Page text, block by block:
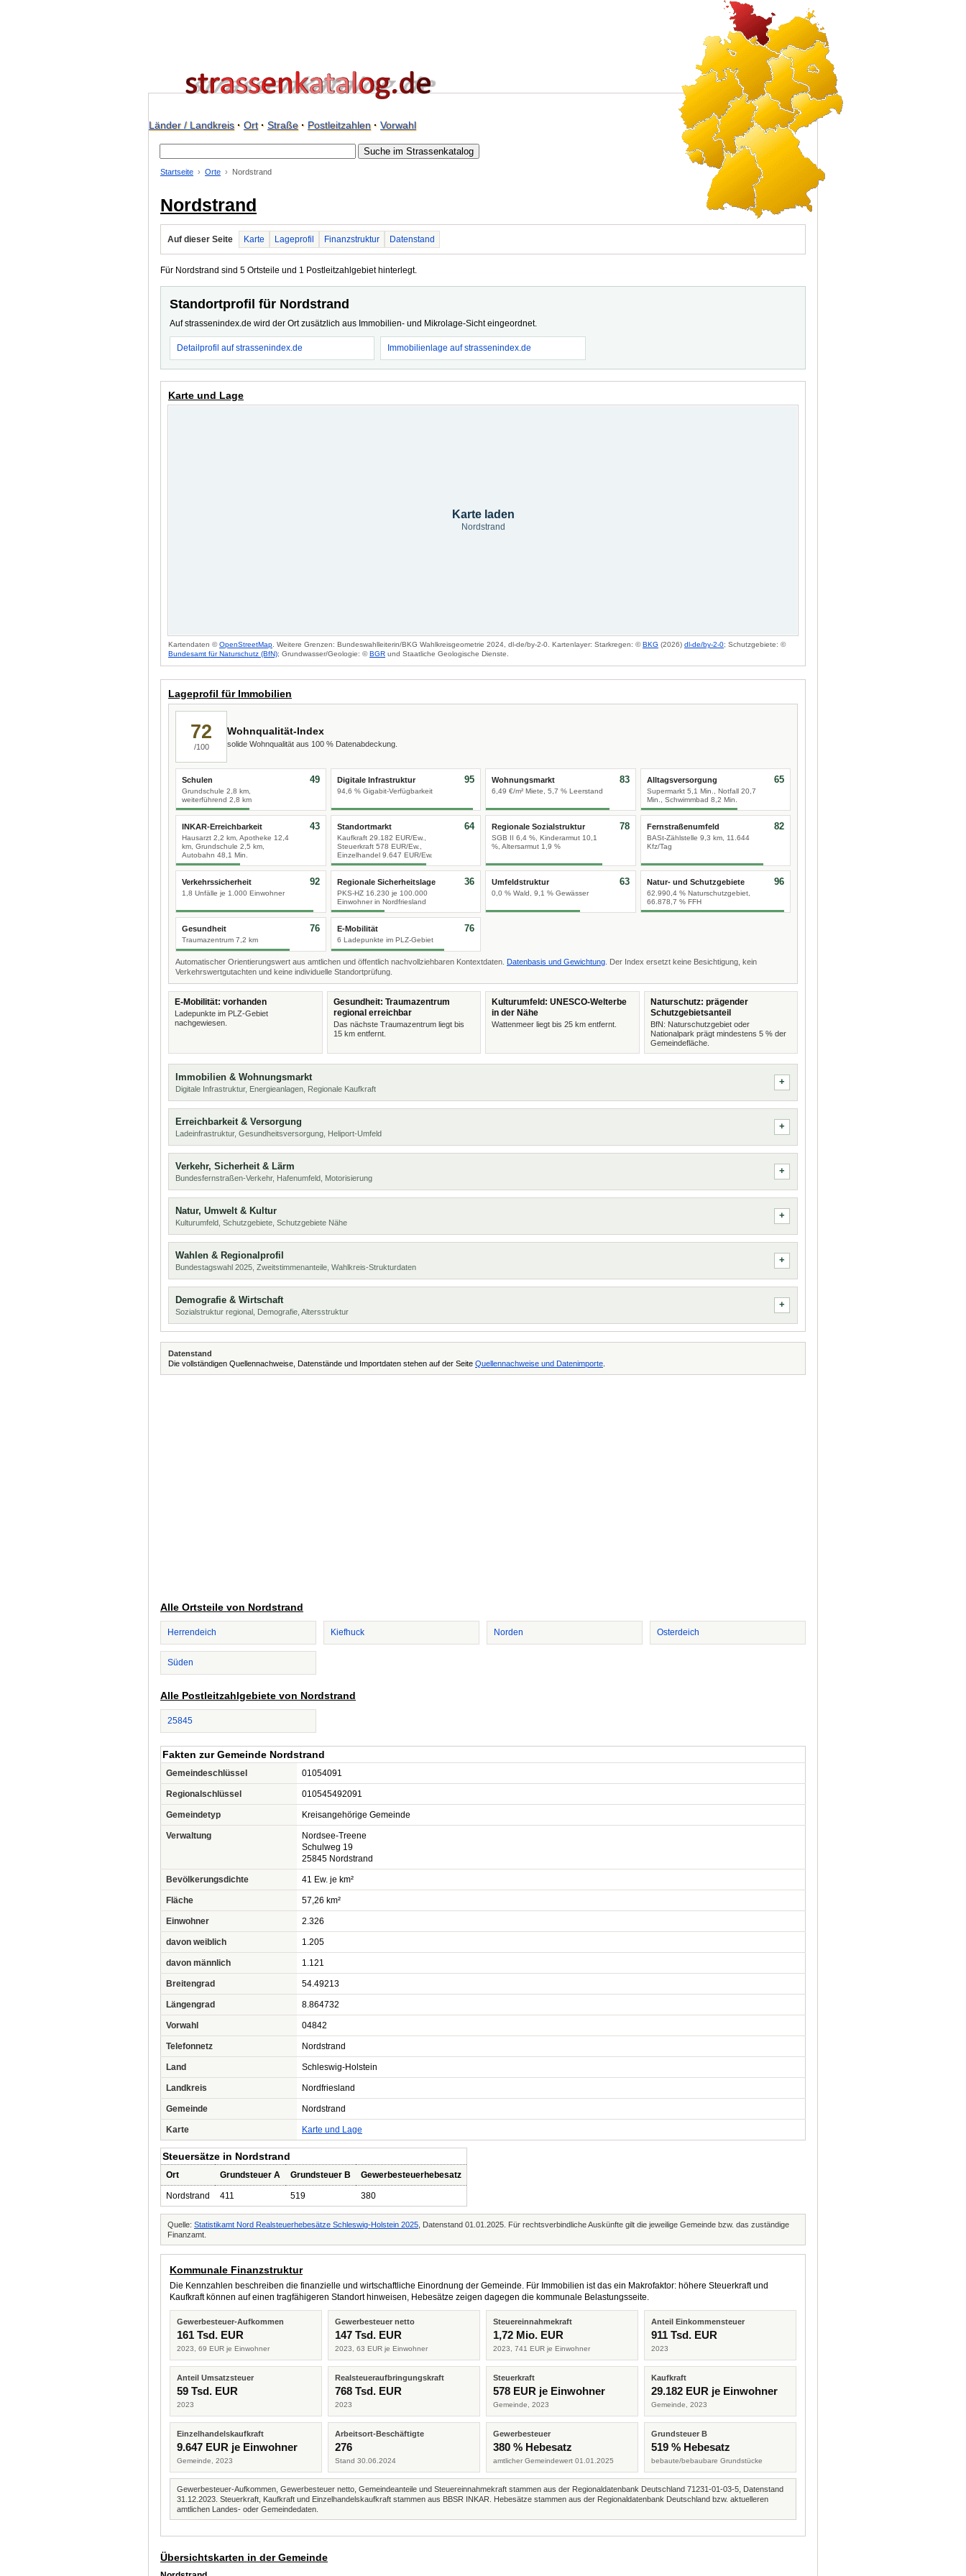
Länder / Landkreis· Ort· Straße· Postleitzahlen· Vorwahl
Startseite Orte Nordstrand
Nordstrand
Auf dieser Seite Karte Lageprofil Finanzstruktur Datenstand
Für Nordstrand sind 5 Ortsteile und 1 Postleitzahlgebiet hinterlegt.
Standortprofil für Nordstrand
Auf strassenindex.de wird der Ort zusätzlich aus Immobilien- und Mikrolage-Sicht eingeordnet.
Detailprofil auf strassenindex.de Immobilienlage auf strassenindex.de
Karte und Lage
Karte laden
Nordstrand
Kartendaten ©OpenStreetMap . Weitere Grenzen: Bundeswahlleiterin/BKG Wahlkreisgeometrie 2024, dl-de/by-2-0. Kartenlayer: Starkregen: ©BKG (2026) dl-de/by-2-0; Schutzgebiete: ©
Bundesamt für Naturschutz (BfN); Grundwasser/Geologie: ©BGR und Staatliche Geologische Dienste.
Lageprofil für Immobilien
72
/100
Wohnqualität-Index
solide Wohnqualität aus 100 % Datenabdeckung.
Schulen
Grundschule 2,8 km,
weiterführend 2,8 km
49 Digitale Infrastruktur
94,6 % Gigabit-Verfügbarkeit
95 Wohnungsmarkt
6,49 €/m² Miete, 5,7 % Leerstand
83 Alltagsversorgung
Supermarkt 5,1 Min., Notfall 20,7
Min., Schwimmbad 8,2 Min.
65
INKAR-Erreichbarkeit
Hausarzt 2,2 km, Apotheke 12,4
km, Grundschule 2,5 km,
Autobahn 48,1 Min.
43 Standortmarkt
Kaufkraft 29.182 EUR/Ew.,
Steuerkraft 578 EUR/Ew.,
Einzelhandel 9.647 EUR/Ew.
64 Regionale Sozialstruktur
SGB II 6,4 %, Kinderarmut 10,1
%, Altersarmut 1,9 %
78 Fernstraßenumfeld
BASt-Zählstelle 9,3 km, 11.644
Kfz/Tag
82
Verkehrssicherheit
1,8 Unfälle je 1.000 Einwohner
92 Regionale Sicherheitslage
PKS-HZ 16.230 je 100.000
Einwohner in Nordfriesland
36 Umfeldstruktur
0,0 % Wald, 9,1 % Gewässer
63 Natur- und Schutzgebiete
62.990,4 % Naturschutzgebiet,
66.878,7 % FFH
96
Gesundheit
Traumazentrum 7,2 km
76 E-Mobilität
6 Ladepunkte im PLZ-Gebiet
76
Automatischer Orientierungswert aus amtlichen und öffentlich nachvollziehbaren Kontextdaten. Datenbasis und Gewichtung . Der Index ersetzt keine Besichtigung, kein
Verkehrswertgutachten und keine individuelle Standortprüfung.
E-Mobilität: vorhanden
Ladepunkte im PLZ-Gebiet
nachgewiesen.
Gesundheit: Traumazentrum
regional erreichbar
Das nächste Traumazentrum liegt bis
15 km entfernt.
Kulturumfeld: UNESCO-Welterbe
in der Nähe
Wattenmeer liegt bis 25 km entfernt.
Naturschutz: prägender
Schutzgebietsanteil
BfN: Naturschutzgebiet oder
Nationalpark prägt mindestens 5 % der
Gemeindefläche.
Immobilien & Wohnungsmarkt
Digitale Infrastruktur, Energieanlagen, Regionale Kaufkraft
Erreichbarkeit & Versorgung
Ladeinfrastruktur, Gesundheitsversorgung, Heliport-Umfeld
Verkehr, Sicherheit & Lärm
Bundesfernstraßen-Verkehr, Hafenumfeld, Motorisierung
Natur, Umwelt & Kultur
Kulturumfeld, Schutzgebiete, Schutzgebiete Nähe
Wahlen & Regionalprofil
Bundestagswahl 2025, Zweitstimmenanteile, Wahlkreis-Strukturdaten
Demografie & Wirtschaft
Sozialstruktur regional, Demografie, Altersstruktur
Datenstand
Die vollständigen Quellennachweise, Datenstände und Importdaten stehen auf der Seite Quellennachweise und Datenimporte
Alle Ortsteile von Nordstrand
Herrendeich Kiefhuck Norden Osterdeich
Süden
Alle Postleitzahlgebiete von Nordstrand
25845
Fakten zur Gemeinde Nordstrand
Gemeindeschlüssel 01054091
Regionalschlüssel 010545492091
Gemeindetyp Kreisangehörige Gemeinde
Verwaltung
Nordsee-Treene
Schulweg 19
25845 Nordstrand
Bevölkerungsdichte 41 Ew. je km²
Fläche 57,26 km²
Einwohner 2.326
davon weiblich 1.205
davon männlich 1.121
Breitengrad 54.49213
Längengrad 8.864732
Vorwahl 04842
Telefonnetz Nordstrand
Land Schleswig-Holstein
Landkreis Nordfriesland
Gemeinde Nordstrand
Karte Karte und Lage
Steuersätze in Nordstrand
Ort Grundsteuer A Grundsteuer B Gewerbesteuerhebesatz
Nordstrand 411 519 380
Quelle: Statistikamt Nord Realsteuerhebesätze Schleswig-Holstein 2025 , Datenstand 01.01.2025. Für rechtsverbindliche Auskünfte gilt die jeweilige Gemeinde bzw. das zuständige
Finanzamt.
Kommunale Finanzstruktur
Die Kennzahlen beschreiben die finanzielle und wirtschaftliche Einordnung der Gemeinde. Für Immobilien ist das ein Makrofaktor: höhere Steuerkraft und
Kaufkraft können auf einen tragfähigeren Standort hinweisen, Hebesätze zeigen dagegen die kommunale Belastungsseite.
Gewerbesteuer-Aufkommen
161 Tsd. EUR
2023, 69 EUR je Einwohner
Gewerbesteuer netto
147 Tsd. EUR
2023, 63 EUR je Einwohner
Steuereinnahmekraft
1,72 Mio. EUR
2023, 741 EUR je Einwohner
Anteil Einkommensteuer
911 Tsd. EUR
2023
Anteil Umsatzsteuer
59 Tsd. EUR
2023
Realsteueraufbringungskraft
768 Tsd. EUR
2023
Steuerkraft
578 EUR je Einwohner
Gemeinde, 2023
Kaufkraft
29.182 EUR je Einwohner
Gemeinde, 2023
Einzelhandelskaufkraft
9.647 EUR je Einwohner
Gemeinde, 2023
Arbeitsort-Beschäftigte
276
Stand 30.06.2024
Gewerbesteuer
380 % Hebesatz
amtlicher Gemeindewert 01.01.2025
Grundsteuer B
519 % Hebesatz
bebaute/bebaubare Grundstücke
Gewerbesteuer-Aufkommen, Gewerbesteuer netto, Gemeindeanteile und Steuereinnahmekraft stammen aus der Regionaldatenbank Deutschland 71231-01-03-5, Datenstand
31.12.2023. Steuerkraft, Kaufkraft und Einzelhandelskaufkraft stammen aus BBSR INKAR. Hebesätze stammen aus der Regionaldatenbank Deutschland bzw. aktuelleren
amtlichen Landes- oder Gemeindedaten.
Übersichtskarten in der Gemeinde